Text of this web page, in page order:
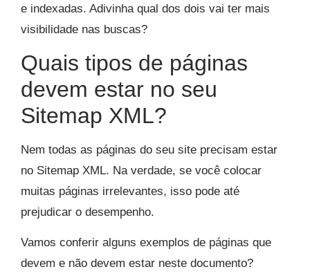
e indexadas. Adivinha qual dos dois vai ter mais
visibilidade nas buscas?
Quais tipos de páginas
devem estar no seu
Sitemap XML?
Nem todas as páginas do seu site precisam estar
no Sitemap XML. Na verdade, se você colocar
muitas páginas irrelevantes, isso pode até
prejudicar o desempenho.
Vamos conferir alguns exemplos de páginas que
devem e não devem estar neste documento?